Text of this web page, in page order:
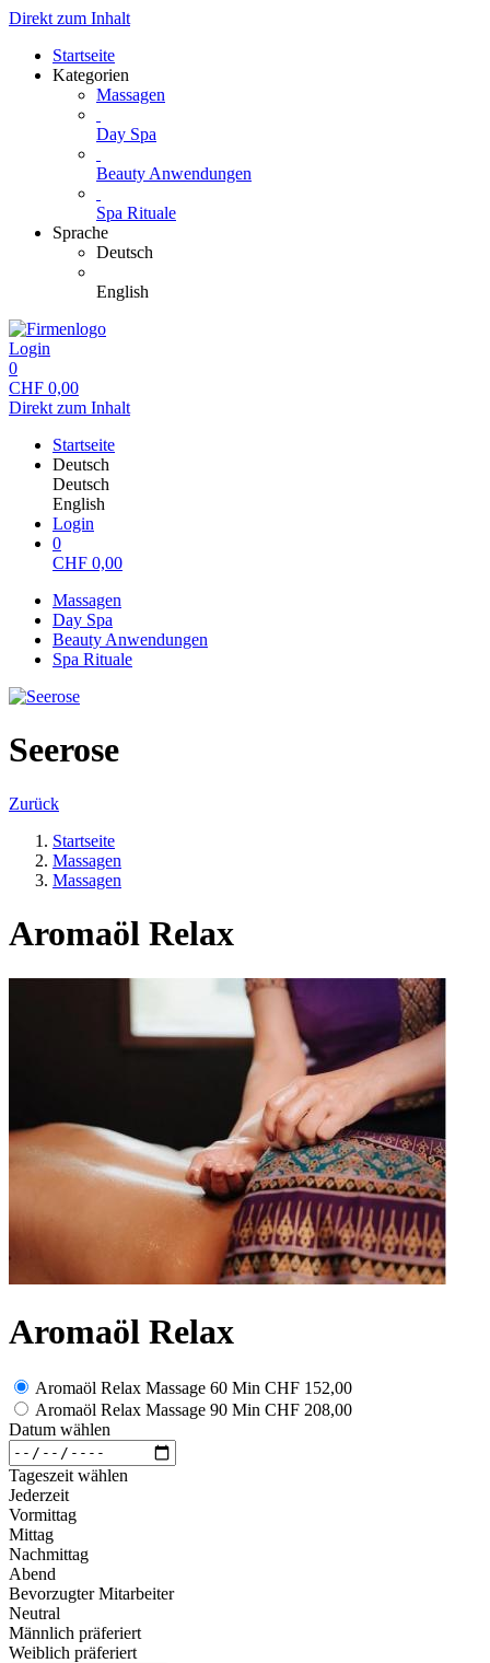
Direkt zum Inhalt
Startseite
Kategorien
Massagen
Day Spa
Beauty Anwendungen
Spa Rituale
Sprache
Deutsch
English
Login
0
CHF 0,00
Direkt zum Inhalt
Startseite
Deutsch
Deutsch
English
Login
0
CHF 0,00
Massagen
Day Spa
Beauty Anwendungen
Spa Rituale
Seerose
Zurück
Startseite
Massagen
Massagen
Aromaöl Relax
Aromaöl Relax
Aromaöl Relax Massage 60 Min CHF 152,00
Aromaöl Relax Massage 90 Min CHF 208,00
Datum wählen
Tageszeit wählen
Jederzeit
Vormittag
Mittag
Nachmittag
Abend
Bevorzugter Mitarbeiter
Neutral
Männlich präferiert
Weiblich präferiert